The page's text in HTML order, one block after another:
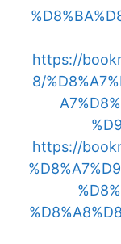
https://
8/
https://